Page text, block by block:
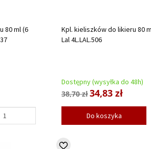
80 ml (6
Kpl. kieliszków do likieru 80
Lal 4L.LAL.506
Dostępny (wysyłka do 48h)
38,70 zł34,83 zł
Do koszyka